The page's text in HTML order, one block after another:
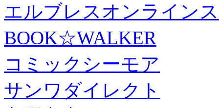
エルブレスオンライン
BOOK☆WALKER
コミックシーモア
サンワダイレクト